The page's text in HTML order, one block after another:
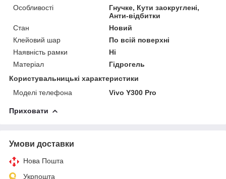
Особливості
Гнучке, Кути заокруглені,
Анти-відбитки
Стан
Новий
Клейовий шар
По всій поверхні
Наявність рамки
Ні
Матеріал
Гідрогель
Користувальницькі характеристики
Моделі телефона
Vivo Y300 Pro
Приховати
Умови доставки
Нова Пошта
Укрпошта